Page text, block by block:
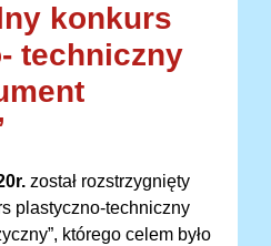
konkurs
techniczny
został rozstrzygnięty
plastyczno-techniczny
którego celem było